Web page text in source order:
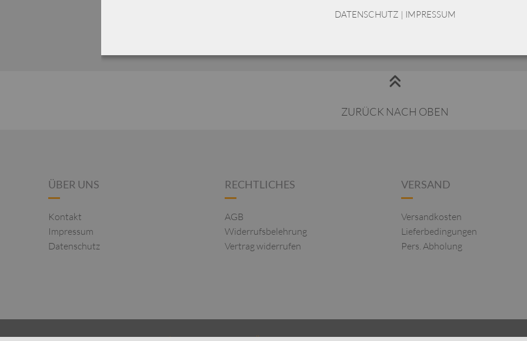
ZURÜCK NACH OBEN
ÜBER UNS
Kontakt
Impressum
Datenschutz
RECHTLICHES
AGB
Widerrufsbelehrung
Vertrag widerrufen
VERSAND
Versandkosten
Lieferbedingungen
Pers. Abholung
DATENSCHUTZ | IMPRESSUM